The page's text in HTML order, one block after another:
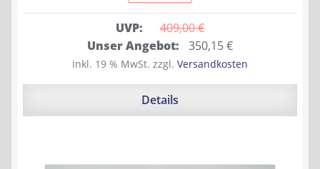
UVP: 409,00 €
Ursprünglicher
Preis
war:
Unser Angebot: 350,15€Aktueller
Preis
ist:
inkl. 19 % MwSt. zzgl. Versandkosten
Details